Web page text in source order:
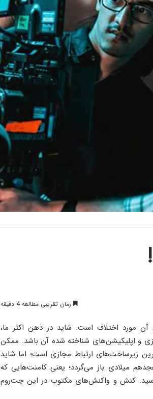
زمان تقریبی مطالعه 4 دقیقه
مورد اختلاف است. شاید در ذهن اکثر ما،
و اپلیکیشن‌های شناخته شده آن باشد. ممکن
زیرساخت‌های ارتباط مجازی است؛ اما شاید
میلادی باز می‌گردد؛ یعنی کامنت‌هایی که
کنش و واکنش‌های مکتوب در این چت‌روم